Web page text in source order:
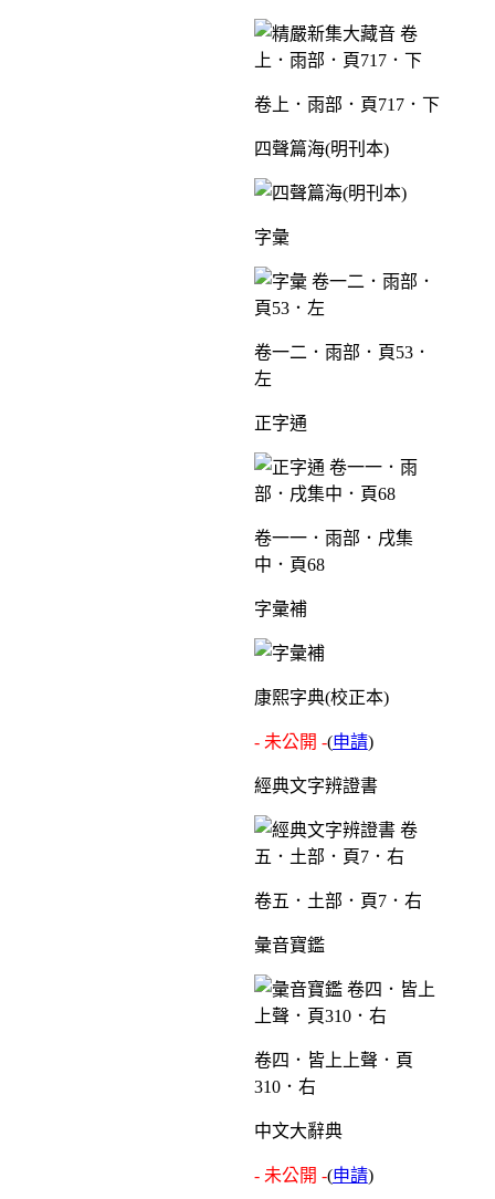
卷上．雨部．頁717．下
四聲篇海(明刊本)
字彙
卷一二．雨部．頁53．
左
正字通
卷一一．雨部．戌集
中．頁68
字彙補
康熙字典(校正本)
- 未公開 -(申請)
經典文字辨證書
卷五．土部．頁7．右
彙音寶鑑
卷四．皆上上聲．頁
310．右
中文大辭典
- 未公開 -(申請)